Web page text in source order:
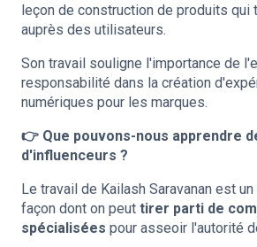
leçon de construction de produits qui
auprès des utilisateurs.
Son travail souligne l'importance de
responsabilité dans la création
numériques pour les marques.
👉 Que pouvons-nous apprendre
d'influenceurs ?
Le travail de Kailash Saravanan est
façon dont on peut tirer parti de
spécialisées pour asseoir l'autorité